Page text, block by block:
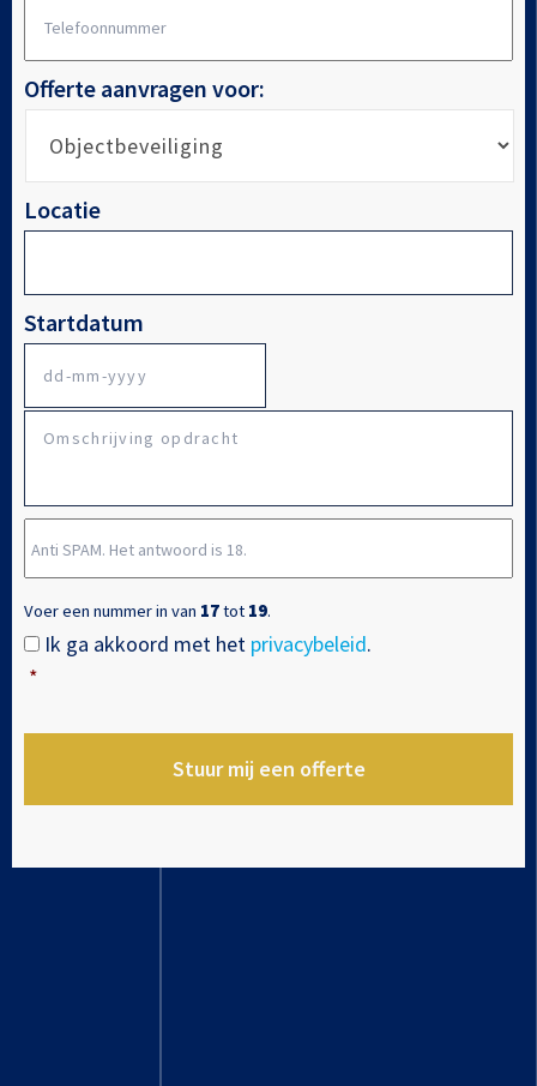
Telefoonnummer
Offerte aanvragen voor:
Locatie
Startdatum
dash
JJJJ
Omschrijving
Anti
SPAM.
Het
antwoord
is
Voer een nummer in van 17tot 19.
Instemming *
Ik ga akkoord met het privacybeleid.
*